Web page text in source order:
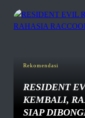
Rekomendasi
RESIDENT
KEMBALI,
SIAP